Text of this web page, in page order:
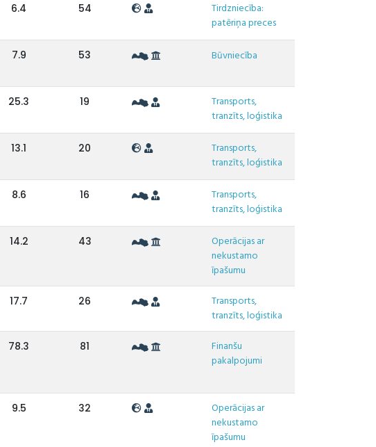
6.4 54
Tirdzniecība:
patēriņa preces
7.9 53 Būvniecība
25.3 19
Transports,
tranzīts, loģistika
13.1 20
Transports,
tranzīts, loģistika
8.6 16
Transports,
tranzīts, loģistika
14.2 43
Operācijas ar
nekustamo
īpašumu
17.7 26
Transports,
tranzīts, loģistika
78.3 81
Finanšu
pakalpojumi
9.5 32
Operācijas ar
nekustamo
īpašumu